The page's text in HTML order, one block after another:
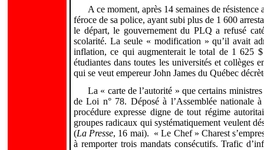
A ce moment, après 14 semaines de
féroce de sa police, ayant subi plus de 1 600
le départ, le gouvernement du PLQ a refusé
scolarité. La seule « modification » qu’il avait
inflation, ce qui augmenterait le total de 1 625
étudiantes dans toutes les universités et collèges
qui se veut empereur John James du Québec
La « carte de l’autorité » que certains
de Loi n° 78. Déposé à l’Assemblée
procédure expresse digne de tout régime
groupes radicaux qui systématiquement veulent
(La Presse, 16 mai). « Le Chef » Charest
à remporter trois mandats consécutifs. Trafic